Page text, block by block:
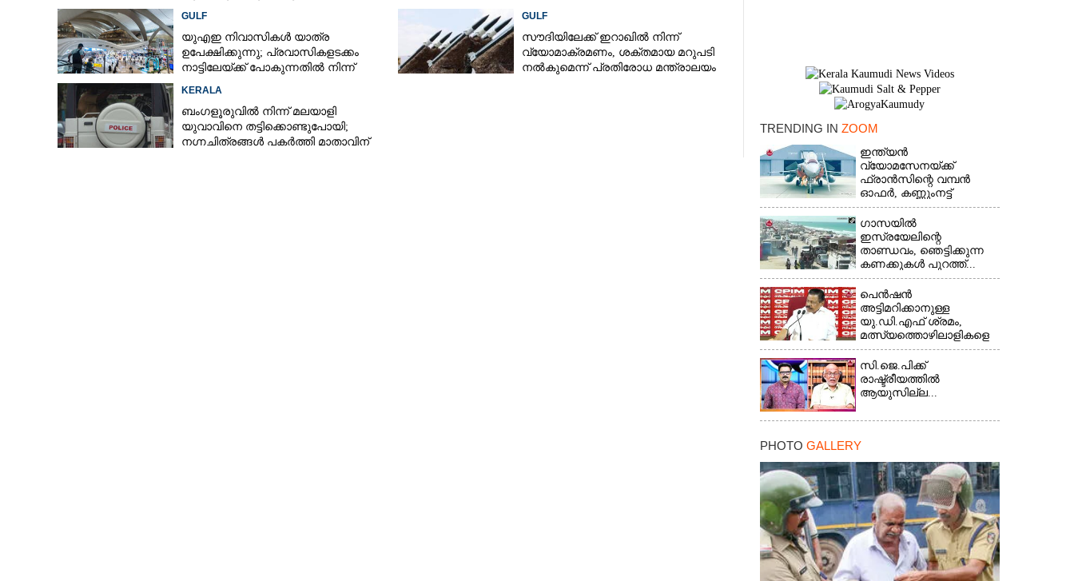
GULF
യുഎഇ നിവാസികൾ യാത്ര
ഉപേക്ഷിക്കുന്നു; പ്രവാസികളടക്കം
നാട്ടിലേയ്ക്ക് പോകുന്നതിൽ നിന്ന്
GULF
സൗദിയിലേക്ക് ഇറാഖിൽ നിന്ന്
വ്യോമാക്രമണം,​ ശക്തമായ മറുപടി
നൽകുമെന്ന് പ്രതിരോധ മന്ത്രാലയം
KERALA
ബംഗളൂരുവിൽ നിന്ന് മലയാളി
യുവാവിനെ തട്ടിക്കൊണ്ടുപോയി;
നഗ്നചിത്രങ്ങൾ പകർത്തി മാതാവിന്
TRENDING IN ZOOM
ഇന്ത്യൻ
വ്യോമസേനയ്ക്ക്
ഫ്രാൻസിന്റെ വമ്പൻ
ഓഫർ, കണ്ണുംനട്ട്
ഇന്ത്യ...
ഗാസയിൽ
ഇസ്രയേലിന്റെ
താണ്ഡവം, ഞെട്ടിക്കുന്ന
കണക്കുകൾ പുറത്ത്...
പെൻഷൻ
അട്ടിമറിക്കാനുള്ള
യു.ഡി.എഫ് ശ്രമം,
മത്സ്യത്തൊഴിലാളികളെ
സംരക്ഷിക്കണം...
സി.ജെ.പിക്ക്
രാഷ്ട്രീയത്തിൽ
ആയുസില്ല...
PHOTO GALLERY